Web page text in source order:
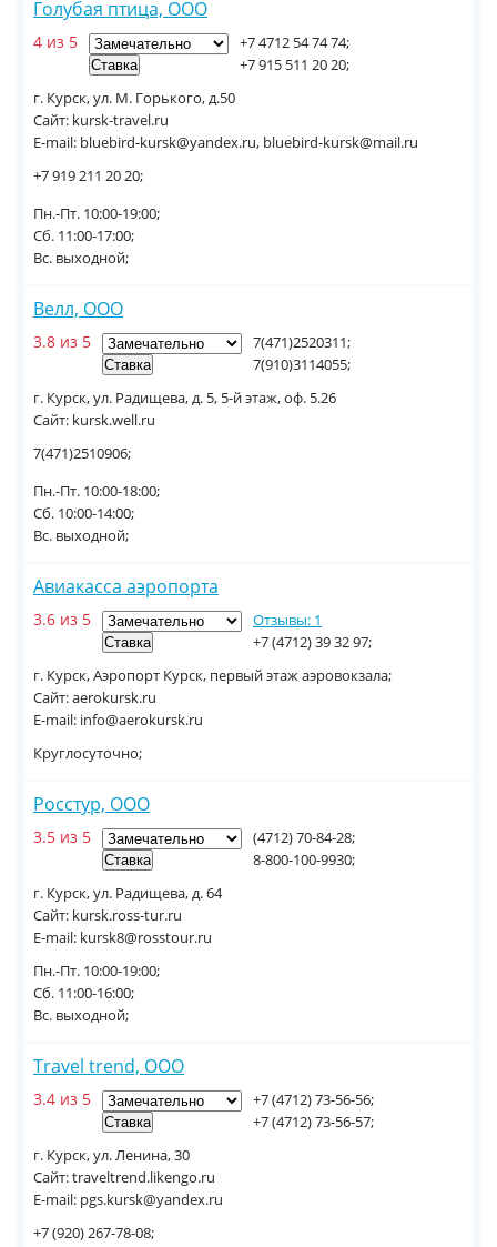
Голубая птица, ООО
4 из 5
г. Курск, ул. М. Горького, д.50
Сайт: kursk-travel.ru
E-mail: bluebird-kursk@yandex.ru, bluebird-kursk@mail.ru
+7 4712 54 74 74;
+7 915 511 20 20;
+7 919 211 20 20;
Пн.-Пт. 10:00-19:00;
Сб. 11:00-17:00;
Вс. выходной;
Велл, ООО
3.8 из 5
г. Курск, ул. Радищева, д. 5, 5-й этаж, оф. 5.26
Сайт: kursk.well.ru
7(471)2520311;
7(910)3114055;
7(471)2510906;
Пн.-Пт. 10:00-18:00;
Сб. 10:00-14:00;
Вс. выходной;
Авиакасса аэропорта
3.6 из 5 Отзывы: 1
г. Курск, Аэропорт Курск, первый этаж аэровокзала;
Сайт: aerokursk.ru
E-mail: info@aerokursk.ru
+7 (4712) 39 32 97;
Круглосуточно;
Росстур, ООО
3.5 из 5
г. Курск, ул. Радищева, д. 64
Сайт: kursk.ross-tur.ru
E-mail: kursk8@rosstour.ru
(4712) 70-84-28;
8-800-100-9930;
Пн.-Пт. 10:00-19:00;
Сб. 11:00-16:00;
Вс. выходной;
Travel trend, ООО
3.4 из 5
г. Курск, ул. Ленина, 30
Сайт: traveltrend.likengo.ru
E-mail: pgs.kursk@yandex.ru
+7 (4712) 73-56-56;
+7 (4712) 73-56-57;
+7 (920) 267-78-08;